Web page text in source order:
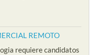
REMOTO
requiere candidatos